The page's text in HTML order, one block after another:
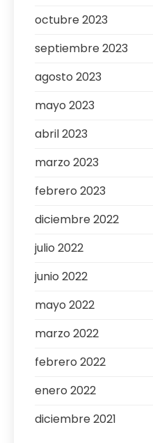
octubre 2023
septiembre 2023
agosto 2023
mayo 2023
abril 2023
marzo 2023
febrero 2023
diciembre 2022
julio 2022
junio 2022
mayo 2022
marzo 2022
febrero 2022
enero 2022
diciembre 2021